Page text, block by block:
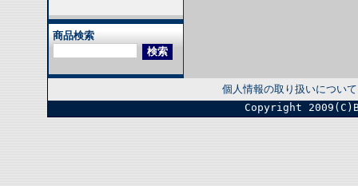
商品検索
個人情報の取り扱いについて
Copyright